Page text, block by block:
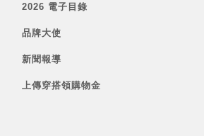
2026 電子目錄
品牌大使
新聞報導
上傳穿搭領購物金